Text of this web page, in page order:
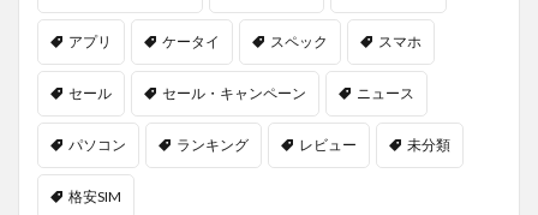
アプリ ケータイ スペック スマホ
セール セール・キャンペーン ニュース
パソコン ランキング レビュー 未分類
格安SIM